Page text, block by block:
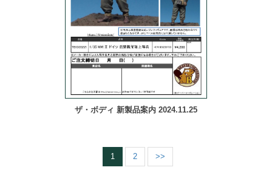
ザ・ボディ 新製品案内 2024.11.25
1 2 >>